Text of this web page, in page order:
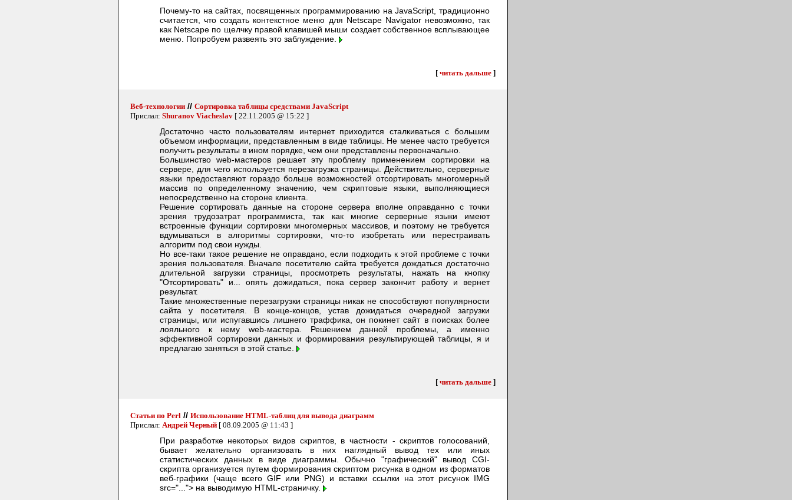
Почему-то на сайтах, посвященных программированию на JavaScript, традиционно
считается, что создать контекстное меню для Netscape Navigator невозможно, так
как Netscape по щелчку правой клавишей мыши создает собственное всплывающее
меню. Попробуем развеять это заблуждение.
[ читать дальше ]
Веб-технологии // Сортировка таблицы средствами JavaScript
Прислал: Shuranov Viacheslav [ 22.11.2005 @ 15:22 ]
Достаточно часто пользователям интернет приходится сталкиваться с большим
объемом информации, представленным в виде таблицы. Не менее часто требуется
получить результаты в ином порядке, чем они представлены первоначально.
Большинство web-мастеров решает эту проблему применением сортировки на
сервере, для чего используется перезагрузка страницы. Действительно, серверные
языки предоставляют гораздо больше возможностей отсортировать многомерный
массив по определенному значению, чем скриптовые языки, выполняющиеся
непосредственно на стороне клиента.
Решение сортировать данные на стороне сервера вполне оправданно с точки
зрения трудозатрат программиста, так как многие серверные языки имеют
встроенные функции сортировки многомерных массивов, и поэтому не требуется
вдумываться в алгоритмы сортировки, что-то изобретать или перестраивать
алгоритм под свои нужды.
Но все-таки такое решение не оправдано, если подходить к этой проблеме с точки
зрения пользователя. Вначале посетителю сайта требуется дождаться достаточно
длительной загрузки страницы, просмотреть результаты, нажать на кнопку
"Отсортировать" и... опять дожидаться, пока сервер закончит работу и вернет
результат.
Такие множественные перезагрузки страницы никак не способствуют популярности
сайта у посетителя. В конце-концов, устав дожидаться очередной загрузки
страницы, или испугавшись лишнего траффика, он покинет сайт в поисках более
лояльного к нему web-мастера. Решением данной проблемы, а именно
эффективной сортировки данных и формирования результирующей таблицы, я и
предлагаю заняться в этой статье.
[ читать дальше ]
Статьи по Perl // Использование HTML-таблиц для вывода диаграмм
Прислал: Андрей Черный [ 08.09.2005 @ 11:43 ]
При разработке некоторых видов скриптов, в частности - скриптов голосований,
бывает желательно организовать в них наглядный вывод тех или иных
статистических данных в виде диаграммы. Обычно "графический" вывод CGI-
скрипта организуется путем формирования скриптом рисунка в одном из форматов
веб-графики (чаще всего GIF или PNG) и вставки ссылки на этот рисунок IMG
src="..."> на выводимую HTML-страничку.